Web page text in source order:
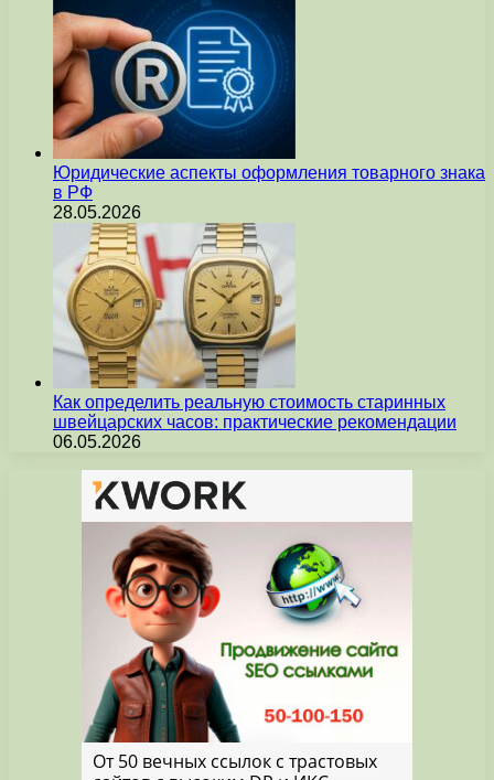
Юридические аспекты оформления товарного знака
в РФ
28.05.2026
Как определить реальную стоимость старинных
швейцарских часов: практические рекомендации
06.05.2026